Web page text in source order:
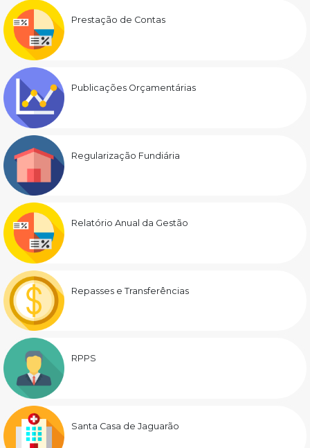
Prestação de Contas
Publicações Orçamentárias
Regularização Fundiária
Relatório Anual da Gestão
Repasses e Transferências
RPPS
Santa Casa de Jaguarão